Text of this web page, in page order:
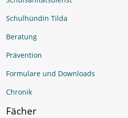
Schulhündin Tilda
Beratung
Prävention
Formulare und Downloads
Chronik
Fächer